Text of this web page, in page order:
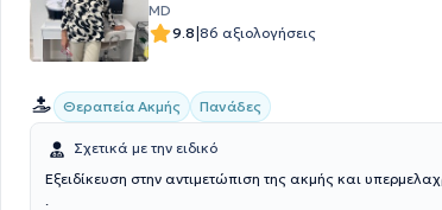
MD
9.8|86 αξιολογήσεις
Θεραπεία Ακμής Πανάδες
Σχετικά με την ειδικό
Εξειδίκευση στην αντιμετώπιση της ακμής και
.